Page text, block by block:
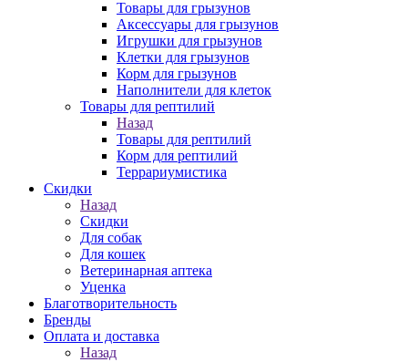
Товары для грызунов
Аксессуары для грызунов
Игрушки для грызунов
Клетки для грызунов
Корм для грызунов
Наполнители для клеток
Товары для рептилий
Назад
Товары для рептилий
Корм для рептилий
Террариумистика
Скидки
Назад
Скидки
Для собак
Для кошек
Ветеринарная аптека
Уценка
Благотворительность
Бренды
Оплата и доставка
Назад